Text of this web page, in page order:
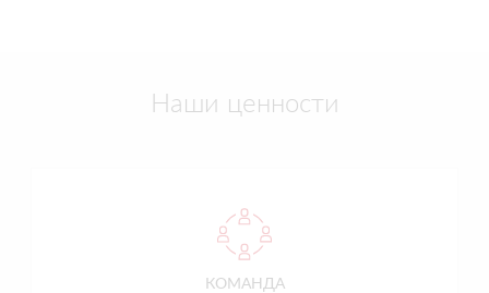
Наши ценности
КОМАНДА